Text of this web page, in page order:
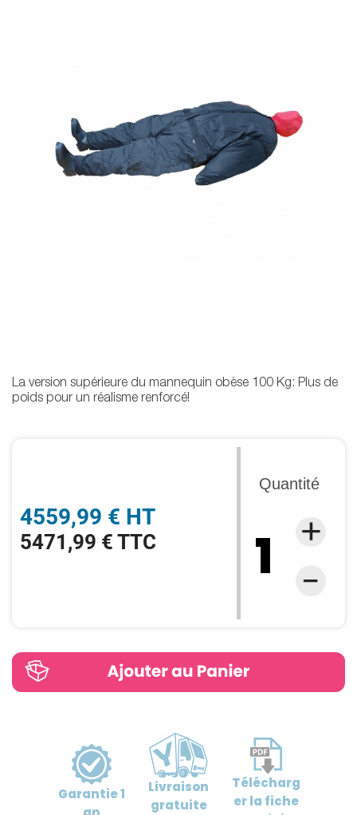
4559,99 € HT
5471,99 € TTC
Quantité
La version supérieure du mannequin obèse 100 Kg: Plus de
poids pour un réalisme renforcé!
Garantie1
Livraison
gratuite
Télécharg
erla fiche